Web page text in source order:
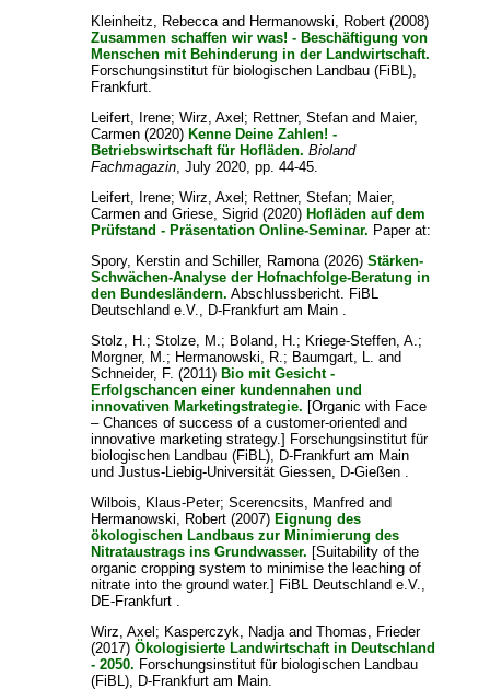
Kleinheitz, Rebecca and Hermanowski, Robert (2008)
Zusammen schaffen wir was! - Beschäftigung von
Menschen mit Behinderung in der Landwirtschaft.
Forschungsinstitut für biologischen Landbau (FiBL),
Frankfurt.
Leifert, Irene;Wirz, Axel; Rettner, Stefan and Maier,
Carmen (2020)Kenne Deine Zahlen! -
Betriebswirtschaft für Hofläden. Bioland
Fachmagazin , July 2020, pp. 44-45.
Leifert, Irene;Wirz, Axel; Rettner, Stefan; Maier,
Carmen andGriese, Sigrid (2020)Hofläden auf dem
Prüfstand - Präsentation Online-Seminar. Paper at:
Spory, Kerstin andSchiller, Ramona (2026)Stärken-
Schwächen-Analyse der Hofnachfolge-Beratung in
den Bundesländern. Abschlussbericht. FiBL
Deutschland e.V., D-Frankfurt am Main .
Stolz, H. ;Stolze, M. ; Boland, H. ; Kriege-Steffen, A. ;
Morgner, M. ; Hermanowski, R. ; Baumgart, L.
and
Schneider, F. (2011)Bio mit Gesicht -
Erfolgschancen einer kundennahen und
innovativen Marketingstrategie. [Organic with Face
– Chances of success of a customer-oriented and
innovative marketing strategy.] Forschungsinstitut für
biologischen Landbau (FiBL), D-Frankfurt am Main
und Justus-Liebig-Universität Giessen, D-Gießen .
Wilbois, Klaus-Peter;Scerencsits, Manfred and
Hermanowski, Robert (2007)Eignung des
ökologischen Landbaus zur Minimierung des
Nitrataustrags ins Grundwasser. [Suitability of the
organic cropping system to minimise the leaching of
nitrate into the ground water.] FiBL Deutschland e.V.,
DE-Frankfurt .
Wirz, Axel; Kasperczyk, Nadja andThomas, Frieder
(2017)Ökologisierte Landwirtschaft in Deutschland
- 2050. Forschungsinstitut für biologischen Landbau
(FiBL), D-Frankfurt am Main.